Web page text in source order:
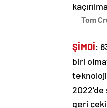
Tom
ŞİMDİ:
biri
geri